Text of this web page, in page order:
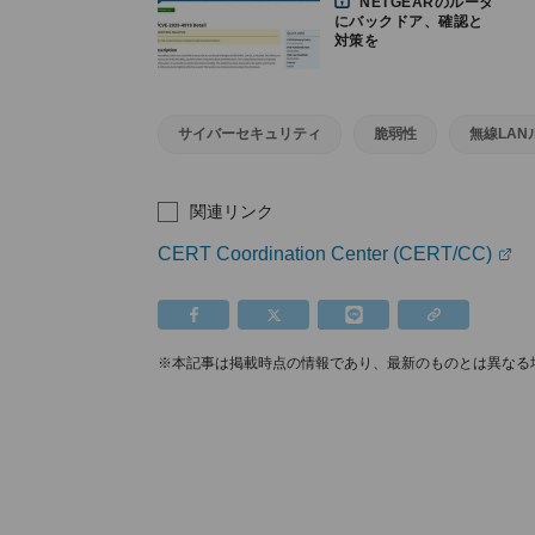
を
にバックドア、確認と
対策を
サイバーセキュリティ 脆弱性 無線LAN
関連リンク
CERT Coordination Center (CERT/CC)
※本記事は掲載時点の情報であり、最新のものとは異な